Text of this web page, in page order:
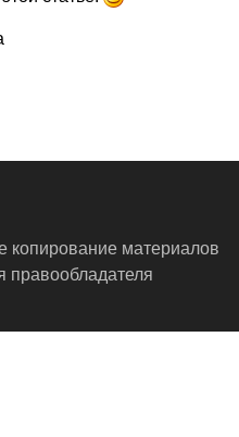
материалов
правообладателя